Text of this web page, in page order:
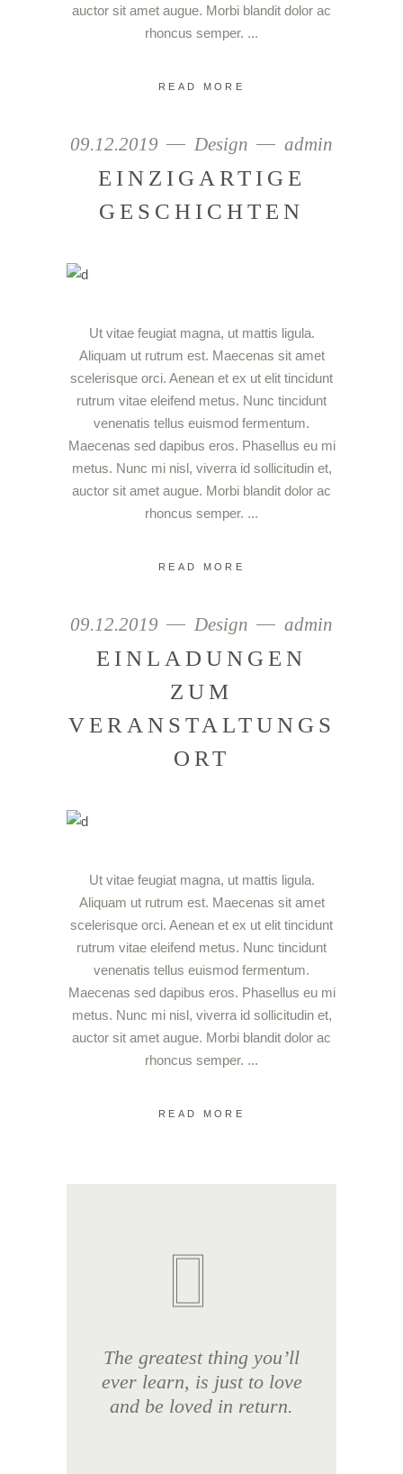
auctor sit amet augue. Morbi blandit dolor ac
rhoncus semper.
READ MORE
09.12.2019 Design admin
EINZIGARTIGE
GESCHICHTEN
Ut vitae feugiat magna, ut mattis ligula.
Aliquam ut rutrum est. Maecenas sit amet
scelerisque orci. Aenean et ex ut elit tincidunt
rutrum vitae eleifend metus. Nunc tincidunt
venenatis tellus euismod fermentum.
Maecenas sed dapibus eros. Phasellus eu mi
metus. Nunc mi nisl, viverra id sollicitudin et,
auctor sit amet augue. Morbi blandit dolor ac
rhoncus semper.
READ MORE
09.12.2019 Design admin
EINLADUNGEN
ZUM
VERANSTALTUNGS
ORT
Ut vitae feugiat magna, ut mattis ligula.
Aliquam ut rutrum est. Maecenas sit amet
scelerisque orci. Aenean et ex ut elit tincidunt
rutrum vitae eleifend metus. Nunc tincidunt
venenatis tellus euismod fermentum.
Maecenas sed dapibus eros. Phasellus eu mi
metus. Nunc mi nisl, viverra id sollicitudin et,
auctor sit amet augue. Morbi blandit dolor ac
rhoncus semper.
READ MORE
The greatest thing you’ll
ever learn, is just to love
and be loved in return.